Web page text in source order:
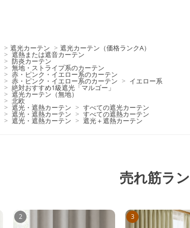
> 遮光カーテン > 遮光カーテン（価格ランクA）
> 遮熱または遮音カーテン
> 防炎カーテン
> 無地・ストライプ系のカーテン
> 赤・ピンク・イエロー系のカーテン
> 赤・ピンク・イエロー系のカーテン > イエロー系
> 絶対おすすめ1級遮光「マルゴー」
> 遮光カーテン（無地）
> 北欧
> 遮光・遮熱カーテン > すべての遮光カーテン
> 遮光・遮熱カーテン > すべての遮熱カーテン
> 遮光・遮熱カーテン > 遮光＋遮熱カーテン
売れ筋ラ
2 3